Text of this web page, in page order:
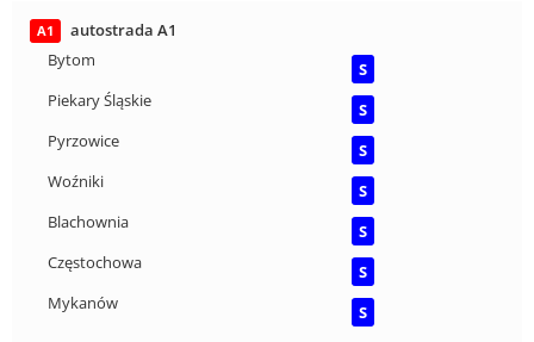
A1
autostrada A1
Bytom
S
Piekary Śląskie
S
Pyrzowice
S
Woźniki
S
Blachownia
S
Częstochowa
S
Mykanów
S